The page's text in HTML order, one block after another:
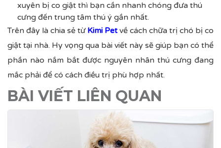
xuyên bị co giật thì bạn cần nhanh chóng đưa thú
cưng đến trung tâm thú ý gần nhất.
Trên đây là chia sẻ từ Kimi Petvề cách chữa trị chó bị co
giật tại nhà. Hy vọng qua bài viết này sẽ giúp bạn có thể
phần nào nắm bắt được nguyên nhân thú cưng đang
mắc phải để có cách điều trị phù hợp nhất.
BÀI VIẾT LIÊN QUAN